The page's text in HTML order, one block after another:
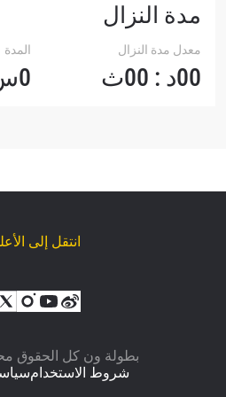
مدة النزال
معدل مدة النزال
00د : 00ث
المدة
0س : 00د : 00ث
انتقل إلى
© بطولة ون كل الحقوق
شروط الاستخدام